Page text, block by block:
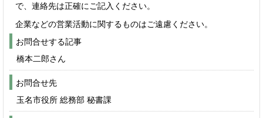
で、連絡先は正確にご記入ください。
企業などの営業活動に関するものはご遠慮ください。
お問合せする記事
橋本二郎さん
お問合せ先
玉名市役所 総務部 秘書課